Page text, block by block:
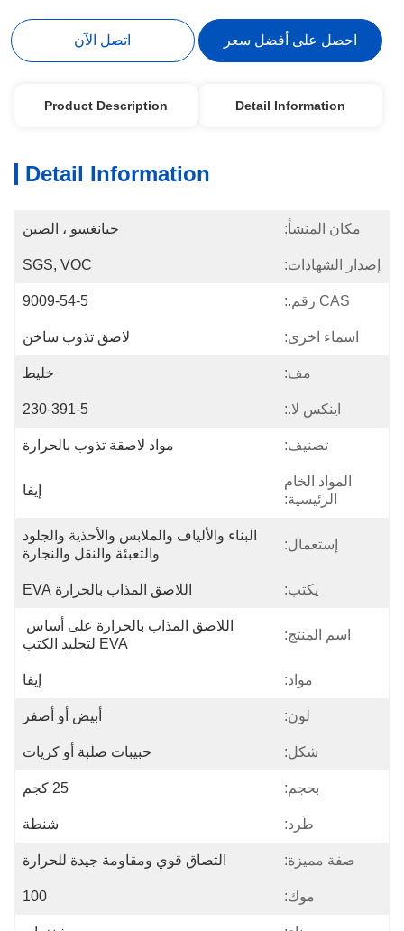
احصل على أفضل سعر اتصل الآن
Detail Information
Product Description
Detail Information
مكان المنشأ: جيانغسو ، الصين
إصدار الشهادات: SGS, VOC
CAS رقم.: 9009-54-5
اسماء اخرى: لاصق تذوب ساخن
مف: خليط
اينكس لا.: 230-391-5
تصنيف: مواد لاصقة تذوب بالحرارة
المواد الخام
الرئيسية:
إيفا
إستعمال:
البناء والألياف والملابس والأحذية والجلود
والتعبئة والنقل والنجارة
يكتب: اللاصق المذاب بالحرارة EVA
اسم المنتج:
EVA لتجليد الكتب
مواد: إيفا
لون: أبيض أو أصفر
شكل: حبيبات صلبة أو كريات
بحجم: 25 كجم
طَرد: شنطة
صفة مميزة: التصاق قوي ومقاومة جيدة للحرارة
موك: 100